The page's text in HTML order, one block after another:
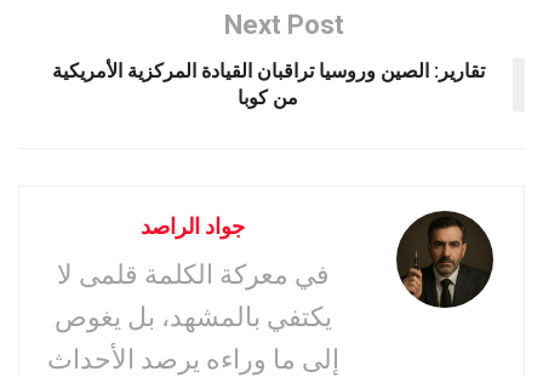
Next Post
تقارير: الصين وروسيا تراقبان القيادة المركزية الأمريكية
من كوبا
جواد الراصد
في معركة الكلمة قلمى لا
يكتفي بالمشهد، بل يغوص
إلى ما وراءه يرصد الأحداث